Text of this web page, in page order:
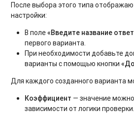
После выбора этого типа
настройки:
В поле«Введите название
первого варианта.
При необходимости добавьте
варианты с помощью кнопки
Для каждого созданного варианта
Коэффициент — значение
зависимости от логики проверки.